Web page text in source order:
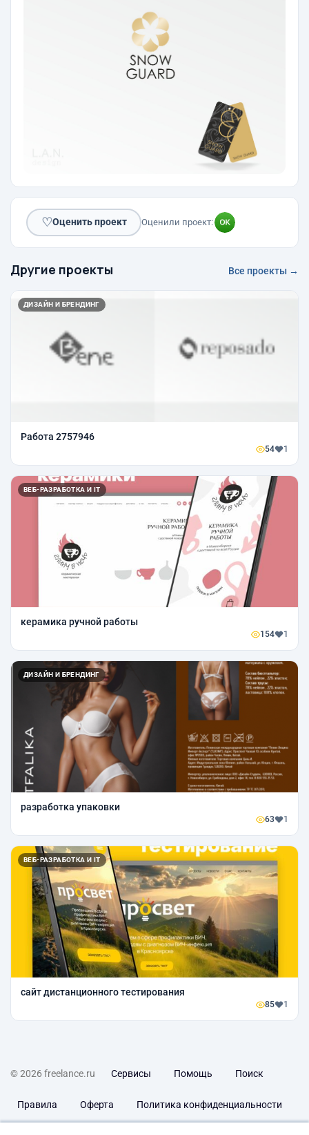
♡Оценить проект Оценили проект:
Другие проекты Все проекты →
ДИЗАЙН И БРЕНДИНГ
Работа 2757946
54 1
ВЕБ-РАЗРАБОТКА И IT
керамика ручной работы
154 1
ДИЗАЙН И БРЕНДИНГ
разработка упаковки
63 1
ВЕБ-РАЗРАБОТКА И IT
сайт дистанционного тестирования
85 1
© 2026 freelance.ru Сервисы Помощь Поиск
Правила Оферта Политика конфиденциальности